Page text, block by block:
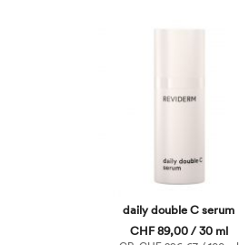
daily double C serum
CHF 89,00 / 30 ml